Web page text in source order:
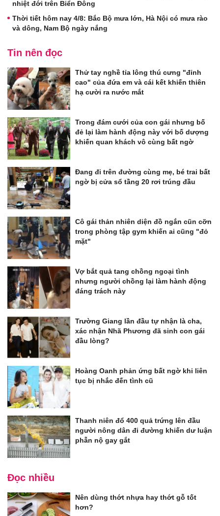
nhiệt đới trên Biển Đông
Thời tiết hôm nay 4/8: Bắc Bộ mưa lớn, Hà Nội có mưa rào
và dông, Nam Bộ ngày nắng
Tin nên đọc
Thử tay nghề tỉa lông thú cưng "đỉnh
cao" của đứa em và cái kết khiến thiên
hạ cười ra nước mắt
Trong đám cưới của con gái nhưng bố
đẻ lại làm hành động này với bố dượng
khiến quan khách vô cùng bất ngờ
Đang đi trên đường cùng mẹ, bé trai bất
ngờ bị cửa sổ tầng 20 rơi trúng đầu
Cô gái thản nhiên diện đồ ngắn cũn cỡn
trong phòng tập gym khiến ai cũng "đỏ
mặt"
Vợ bắt quả tang chồng ngoại tình
nhưng người chồng lại làm hành động
đáng trách này
Trường Giang lần đầu tự nhận là cha,
xác nhận Nhã Phương đã sinh con gái
đầu lòng?
Hoàng Oanh phản ứng bất ngờ khi liên
tục bị nhắc đến tình cũ
Thanh niên đổ 400 quả trứng lên đầu
người nông dân đi đường khiến dư luận
phẫn nộ gay gắt
Đọc nhiều
Nên dùng thớt nhựa hay thớt gỗ tốt
hơn?